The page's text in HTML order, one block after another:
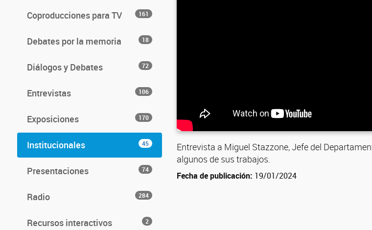
Coproducciones para TV 161
Debates por la memoria 18
Diálogos y Debates 72
Entrevistas 106
Exposiciones 170
Institucionales 45
Presentaciones 74
Radio 284
Recursos interactivos 2
Entrevista a Miguel Stazzone, Jefe del
algunos de sus trabajos.
Fecha de publicación: 19/01/2024